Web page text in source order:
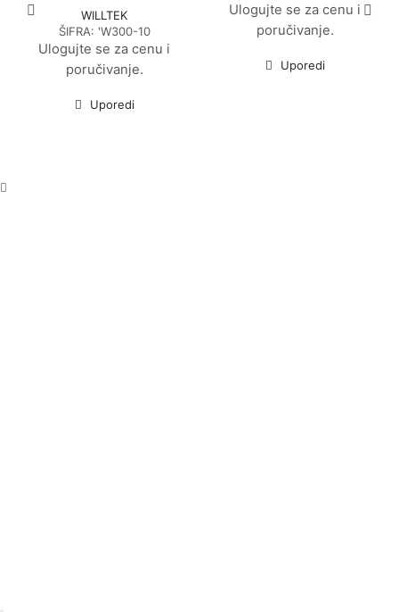
WILLTEK
ŠIFRA: 'W300-10
Ulogujte se za cenu i
poručivanje.
Uporedi
Ulogujte se za cenu i
poručivanje.
Uporedi